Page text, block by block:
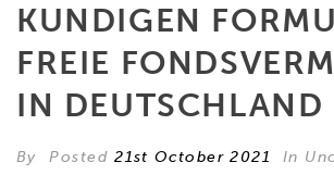
KUNDIGEN
FREIE
IN DEUTSCHLAND
By Posted21st October 2021 In